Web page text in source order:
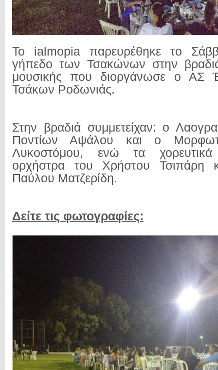
Το ialmopia παρευρέθηκε το
γήπεδο των Τσακώνων στην
μουσικής που διοργάνωσε ο ΑΣ
Τσάκων Ροδωνιάς.
Στην βραδιά συμμετείχαν: ο
Ποντίων Αψάλου και ο
Λυκοστόμου, ενώ τα
ορχήστρα του Χρήστου Τσιπάρη
Παύλου Ματζερίδη.
Δείτε τις φωτογραφίες: